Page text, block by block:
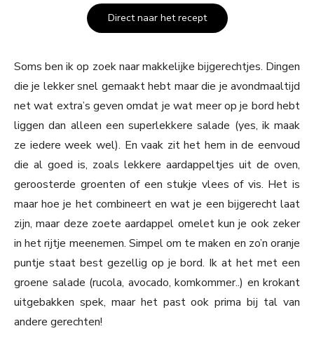
Direct naar het recept
Soms ben ik op zoek naar makkelijke bijgerechtjes. Dingen
die je lekker snel gemaakt hebt maar die je avondmaaltijd
net wat extra’s geven omdat je wat meer op je bord hebt
liggen dan alleen een superlekkere salade (yes, ik maak
ze iedere week wel). En vaak zit het hem in de eenvoud
die al goed is, zoals lekkere aardappeltjes uit de oven,
geroosterde groenten of een stukje vlees of vis. Het is
maar hoe je het combineert en wat je een bijgerecht laat
zijn, maar deze zoete aardappel omelet kun je ook zeker
in het rijtje meenemen. Simpel om te maken en zo’n oranje
puntje staat best gezellig op je bord. Ik at het met een
groene salade (rucola, avocado, komkommer..) en krokant
uitgebakken spek, maar het past ook prima bij tal van
andere gerechten!